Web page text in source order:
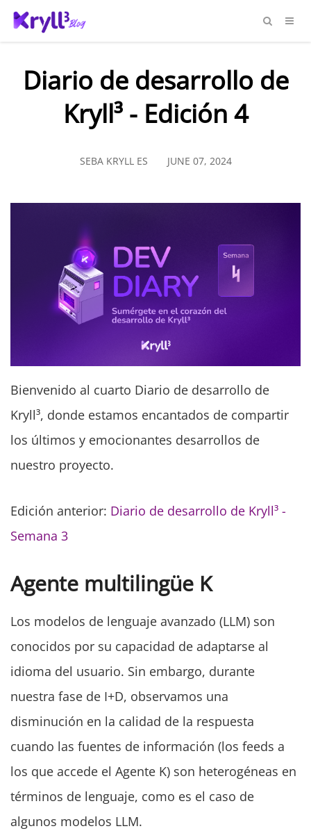
Diario de desarrollo de
Kryll³ - Edición 4
SEBA KRYLL ES JUNE 07, 2024
Bienvenido al cuarto Diario de desarrollo de
Kryll³, donde estamos encantados de compartir
los últimos y emocionantes desarrollos de
nuestro proyecto.
Edición anterior: Diario de desarrollo de Kryll³ -
Semana 3
Agente multilingüe K
Los modelos de lenguaje avanzado (LLM) son
conocidos por su capacidad de adaptarse al
idioma del usuario. Sin embargo, durante
nuestra fase de I+D, observamos una
disminución en la calidad de la respuesta
cuando las fuentes de información (los feeds a
los que accede el Agente K) son heterogéneas en
términos de lenguaje, como es el caso de
algunos modelos LLM.